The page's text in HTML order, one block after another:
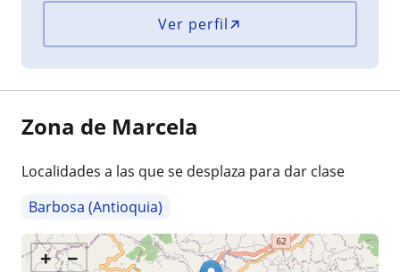
Ver perfil
Zona de Marcela
Localidades a las que se desplaza para dar clase
Barbosa (Antioquia)
+ −